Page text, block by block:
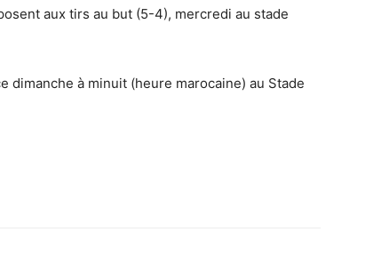
aux tirs au but (5-4), mercredi au stade
dimanche à minuit (heure marocaine) au Stade